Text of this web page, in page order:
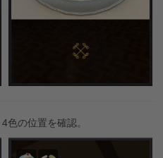
色の位置を確認。